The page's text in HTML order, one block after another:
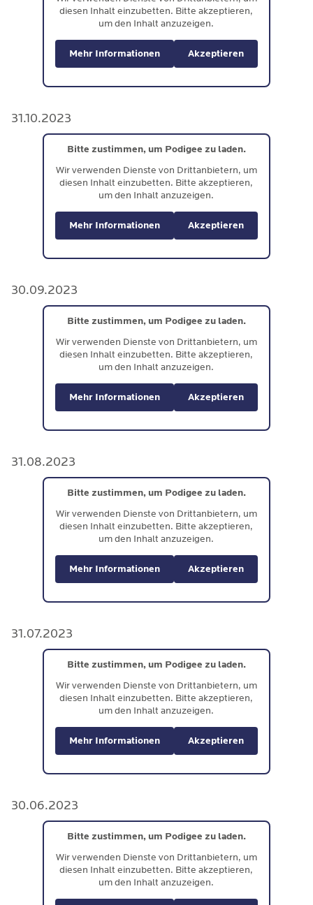
diesen Inhalt einzubetten. Bitte akzeptieren,
um den Inhalt anzuzeigen.
Mehr Informationen Akzeptieren
31.10.2023
Bitte zustimmen, um Podigee zu laden.
Wir verwenden Dienste von Drittanbietern, um
diesen Inhalt einzubetten. Bitte akzeptieren,
um den Inhalt anzuzeigen.
Mehr Informationen Akzeptieren
30.09.2023
Bitte zustimmen, um Podigee zu laden.
Wir verwenden Dienste von Drittanbietern, um
diesen Inhalt einzubetten. Bitte akzeptieren,
um den Inhalt anzuzeigen.
Mehr Informationen Akzeptieren
31.08.2023
Bitte zustimmen, um Podigee zu laden.
Wir verwenden Dienste von Drittanbietern, um
diesen Inhalt einzubetten. Bitte akzeptieren,
um den Inhalt anzuzeigen.
Mehr Informationen Akzeptieren
31.07.2023
Bitte zustimmen, um Podigee zu laden.
Wir verwenden Dienste von Drittanbietern, um
diesen Inhalt einzubetten. Bitte akzeptieren,
um den Inhalt anzuzeigen.
Mehr Informationen Akzeptieren
30.06.2023
Bitte zustimmen, um Podigee zu laden.
Wir verwenden Dienste von Drittanbietern, um
diesen Inhalt einzubetten. Bitte akzeptieren,
um den Inhalt anzuzeigen.